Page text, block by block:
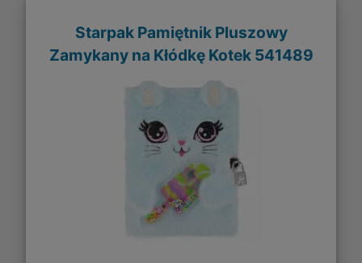
Starpak Pamiętnik Pluszowy
Zamykany na Kłódkę Kotek 541489